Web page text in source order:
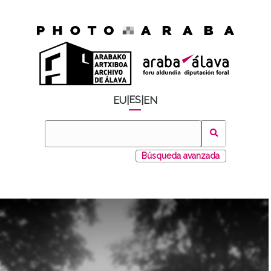
EU ES EN
Búsqueda avanzada